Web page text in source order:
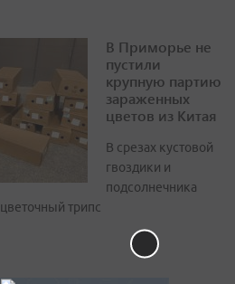
В Приморье не
пустили
крупную партию
зараженных
цветов из Китая
В срезах кустовой
гвоздики и
подсолнечника
трипс